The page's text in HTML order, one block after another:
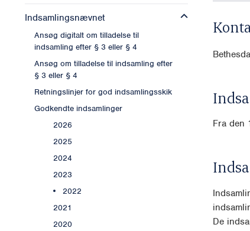
Indsamlingsnævnet
Ansøg digitalt om tilladelse til
indsamling efter § 3 eller § 4
Ansøg om tilladelse til indsamling efter
§ 3 eller § 4
Retningslinjer for god indsamlingsskik
Godkendte indsamlinger
2026
2025
2024
2023
2022
2021
2020
Fra den
De